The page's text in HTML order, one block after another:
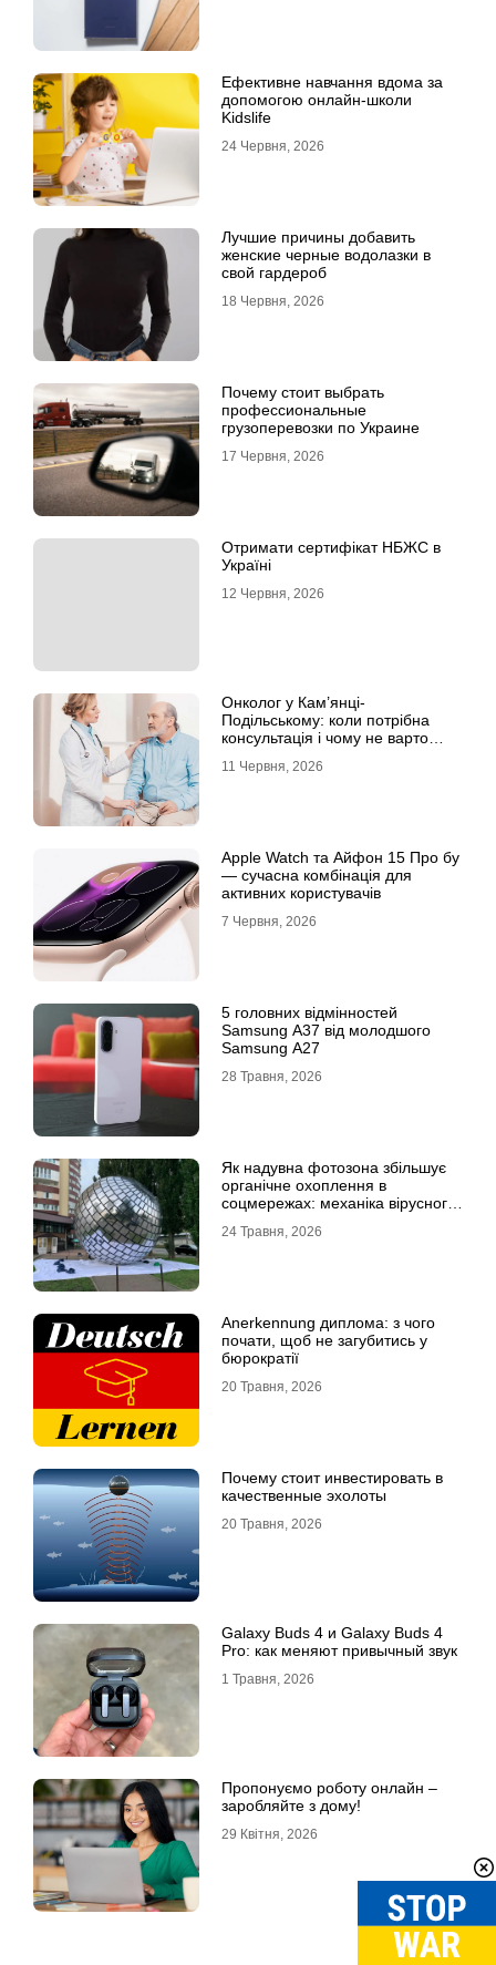
Ефективне навчання вдома за
допомогою онлайн-школи
Kidslife
24 Червня, 2026
Лучшие причины добавить
женские черные водолазки в
свой гардероб
18 Червня, 2026
Почему стоит выбрать
профессиональные
грузоперевозки по Украине
17 Червня, 2026
Отримати сертифікат НБЖС в
Україні
12 Червня, 2026
Онколог у Кам’янці-
Подільському: коли потрібна
консультація і чому не варто
11 Червня, 2026
Apple Watch та Айфон 15 Про бу
— сучасна комбінація для
активних користувачів
7 Червня, 2026
5 головних відмінностей
Samsung A37 від молодшого
Samsung A27
28 Травня, 2026
Як надувна фотозона збільшує
органічне охоплення в
соцмережах: механіка вірусного
24 Травня, 2026
Anerkennung диплома: з чого
почати, щоб не загубитись у
бюрократії
20 Травня, 2026
Почему стоит инвестировать в
качественные эхолоты
20 Травня, 2026
Galaxy Buds 4 и Galaxy Buds 4
Pro: как меняют привычный звук
1 Травня, 2026
Пропонуємо роботу онлайн –
заробляйте з дому!
29 Квітня, 2026